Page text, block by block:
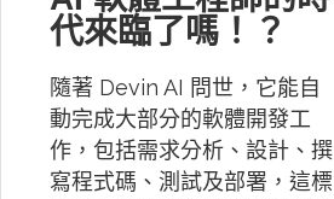
代來臨了嗎！？
隨著 Devin AI 問世，它能自
動完成大部分的軟體開發工
作，包括需求分析、設計、撰
寫程式碼、測試及部署，這標